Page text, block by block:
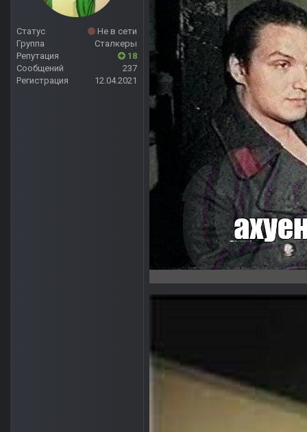
Статус
Не в сети
Группа
Сталкеры
Репутация
18
Сообщений
237
Регистрация
12.04.2021